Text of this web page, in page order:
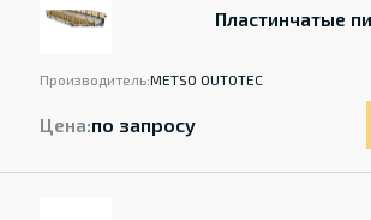
Пластинчатые
Производитель:METSO OUTOTEC
Цена:по запросу